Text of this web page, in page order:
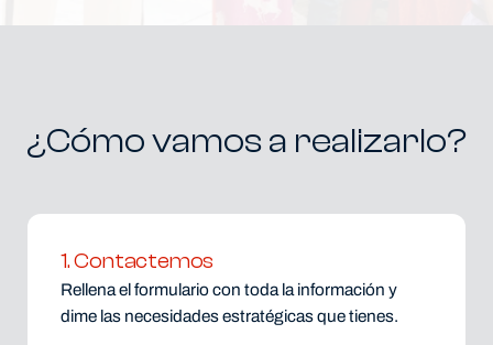
¿Cómo vamos a realizarlo?
1. Contactemos
Rellena el formulario con toda la información y
dime las necesidades estratégicas que tienes.